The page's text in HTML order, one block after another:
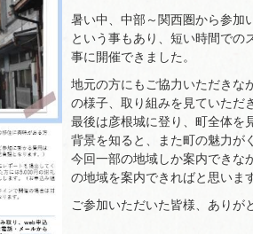
暑い中、中部～関西圏から参加
という事もあり、短い時間での
事に開催できました。
地元の方にもご協力いただきな
の様子、取り組みを見ていただ
最後は彦根城に登り、町全体を
背景を知ると、また町の魅力が
今回一部の地域しか案内できな
の地域を案内できればと思います
ご参加いただいた皆様、ありが